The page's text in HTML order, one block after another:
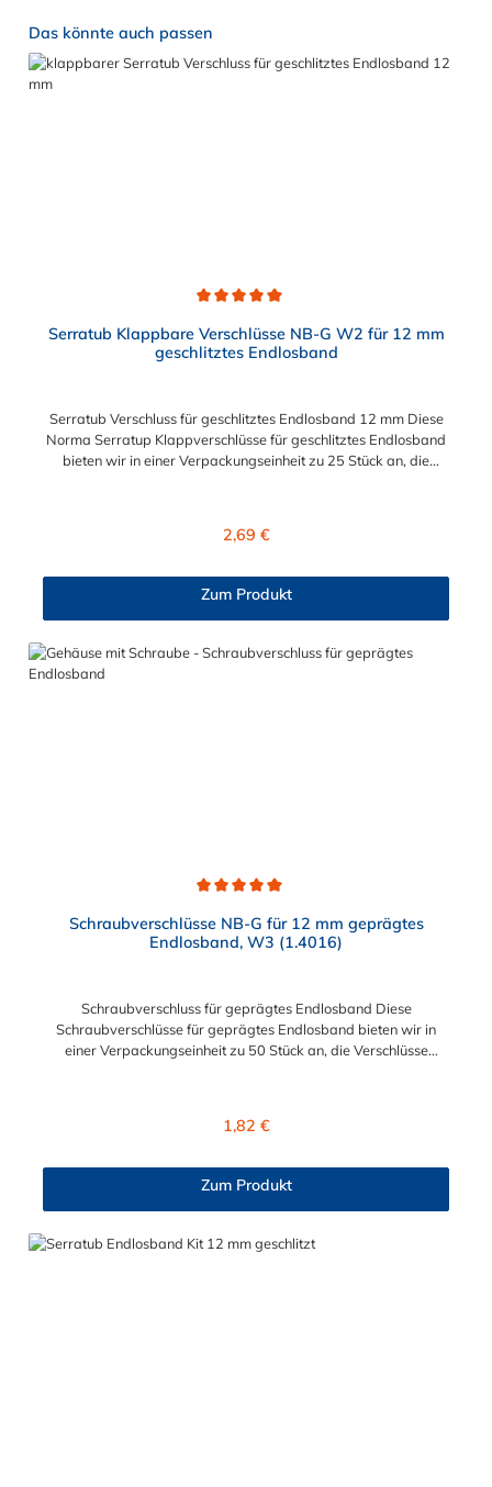
Produktgalerie überspringen
Das könnte auch passen
Serratub Klappbare Verschlüsse NB-G W2 für 12 mm
geschlitztes Endlosband
Serratub Verschluss für geschlitztes Endlosband 12 mm Diese
Norma Serratup Klappverschlüsse für geschlitztes Endlosband
bieten wir in einer Verpackungseinheit zu 25 Stück an, die
den Klappverschluss schnell montierbar. Die erforderlichen
Blechschere.
Regulärer Preis:
2,69 €
Zum Produkt
Schraubverschlüsse NB-G für 12 mm geprägtes
Endlosband, W3 (1.4016)
Schraubverschluss für geprägtes Endlosband Diese
Schraubverschlüsse für geprägtes Endlosband bieten wir in
einer Verpackungseinheit zu 50 Stück an, die Verschlüsse
erforderlichen Werkzeuge sind Schraubendreher oder
Regulärer Preis:
1,82 €
Zum Produkt